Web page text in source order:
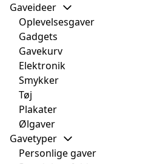
Gaveideer
Oplevelsesgaver
Gadgets
Gavekurv
Elektronik
Smykker
Tøj
Plakater
Ølgaver
Gavetyper
Personlige gaver